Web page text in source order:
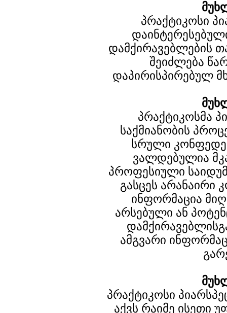
პრაქტიკოსი
დამქირავებლების
შეიძლება
დაპირისპირებულ
პრაქტიკოსმა
საქმიანობის
სრული
ვალდებულია
პროფესიული
გასცეს არანაირი
ინფორმაცია
არსებული ან
ამგვარი
პრაქტიკოსი
აქვს რაიმე ისეთი